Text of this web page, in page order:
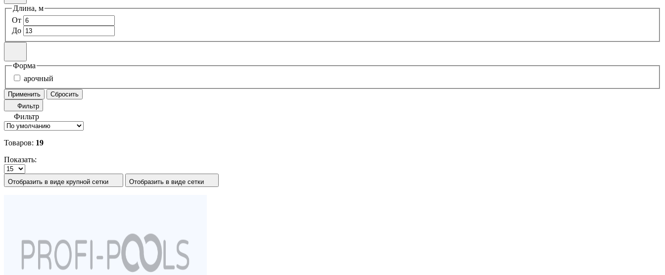
Длина, м
От
До
Форма
арочный
Применить
Сбросить
Фильтр
Фильтр
Товаров: 19
Показать:
Отобразить в виде крупной сетки Отобразить в виде сетки